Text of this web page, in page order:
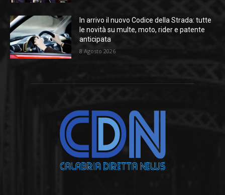
In arrivo il nuovo Codice della Strada: tutte
le novità su multe, moto, rider e patente
anticipata
8 Agosto 2026